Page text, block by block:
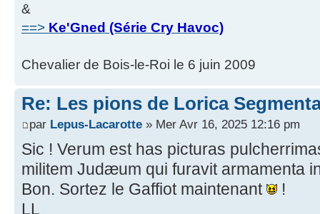
&
==> Ke'Gned (Série Cry Havoc)
Chevalier de Bois-le-Roi le 6 juin 2009
Re: Les pions de Lorica
par Lepus-Lacarotte » Mer Avr 16, 2025 12:16 pm
Sic ! Verum est has picturas
militem Judæum qui furavit armamenta
Bon. Sortez le Gaffiot maintenant
!
LL